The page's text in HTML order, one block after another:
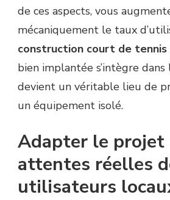
de ces aspects, vous
mécaniquement le taux
construction court de tennis
bien implantée s’intègre
devient un véritable lieu de
un équipement isolé.
Adapter le projet
attentes réelles
utilisateurs